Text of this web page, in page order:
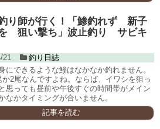
り師が行く！「鯵釣れず 新子
狙い撃ち」波止釣り サビキ
21
釣り日誌
にできるような鯵はなかなか釣れません。
か2尾なんですよね。ならば、イワシを狙っ
思っても昼前や午後すぐの時間帯がメイン
なかタイミングが合いません。
記事を読む